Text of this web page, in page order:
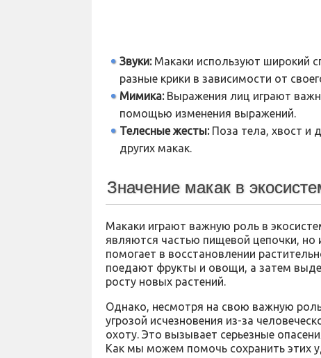
Звуки:Макаки используют широкий
разные крики в зависимости от
Мимика:Выражения лиц играют
помощью изменения выражений.
Телесные жесты:Поза тела, хвост и
других макак.
Значение макак в
Макаки играют важную роль в
являются частью пищевой цепочки, но
помогает в восстановлении
поедают фрукты и овощи, а затем
росту новых растений.
Однако, несмотря на свою важную
угрозой исчезновения из-за
охоту. Это вызывает серьезные
Как мы можем помочь сохранить этих